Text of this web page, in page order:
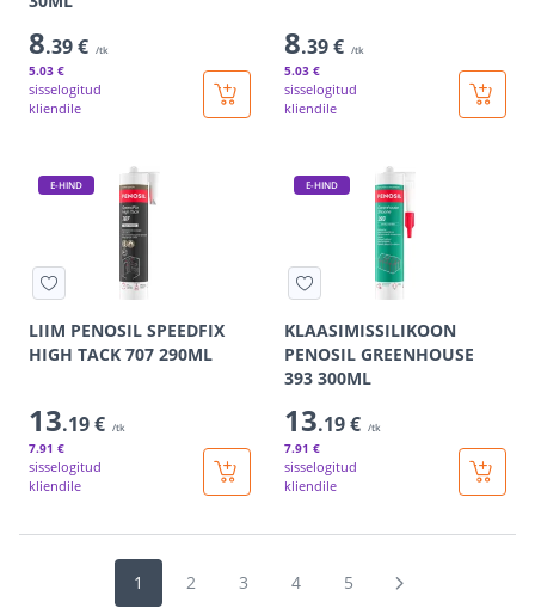
8.39 € /tk
5.03 €
sisselogitud
kliendile
8.39 € /tk
5.03 €
sisselogitud
kliendile
E-HIND
LIIM PENOSIL SPEEDFIX
HIGH TACK 707 290ML
13.19 € /tk
7.91 €
sisselogitud
kliendile
E-HIND
KLAASIMISSILIKOON
PENOSIL GREENHOUSE
393 300ML
13.19 € /tk
7.91 €
sisselogitud
kliendile
1 2 3 4 5